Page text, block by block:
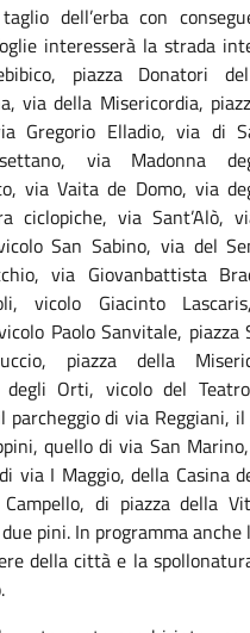
dell’erbacon
interesserà la strada
piazza Donatori
via della Misericordia,
Gregorio Elladio, via di
via Madonna
via Vaita de Domo, via
ciclopiche, via Sant’Alò,
San Sabino, via del
via Giovanbattista
vicolo Giacinto
Paolo Sanvitale, piazza
piazza della
degli Orti, vicolo del
parcheggio di via Reggiani, il
quello di via San
via I Maggio, della Casina
di piazza della
pini. In programmaanche
della città e la